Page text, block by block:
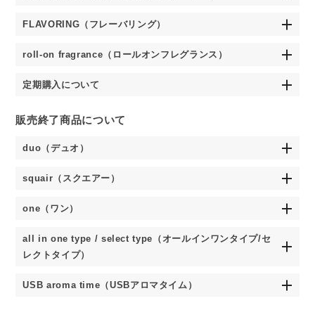
FLAVORING（フレーバリング）
roll-on fragrance（ロールオンフレグランス）
定期購入について
販売終了商品について
duo（デュオ）
squair（スクエアー）
one（ワン）
all in one type / select type（オールインワンタイプ/セ
レクトタイプ）
USB aroma time（USBアロマタイム）